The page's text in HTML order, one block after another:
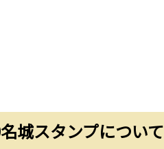
城スタンプについて